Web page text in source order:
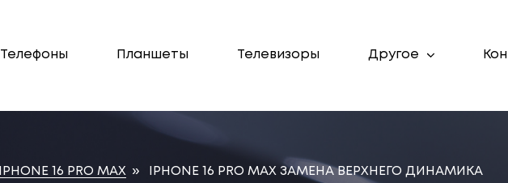
Телефоны Планшеты Телевизоры Другое
IPHONE 16 PRO MAX » IPHONE 16 PRO MAX ЗАМЕНА ВЕРХНЕГО ДИНАМИКА